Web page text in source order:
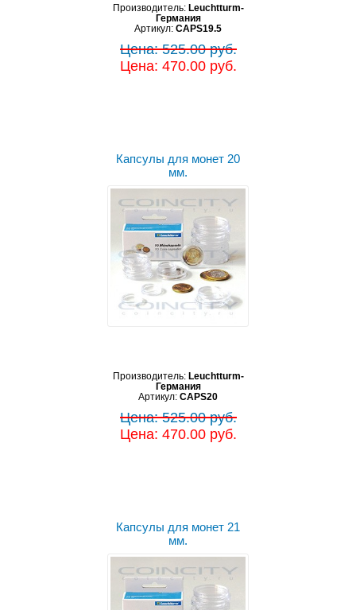
Производитель: Leuchtturm-
Германия
Артикул: CAPS19.5
Цена: 525.00 руб.
Цена: 470.00 руб.
Капсулы для монет 20
мм.
Производитель: Leuchtturm-
Германия
Артикул: CAPS20
Цена: 525.00 руб.
Цена: 470.00 руб.
Капсулы для монет 21
мм.